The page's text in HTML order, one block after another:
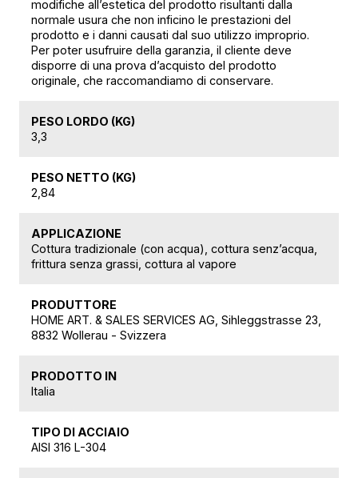
modifiche all’estetica del prodotto risultanti dalla
normale usura che non inficino le prestazioni del
prodotto e i danni causati dal suo utilizzo improprio.
Per poter usufruire della garanzia, il cliente deve
disporre di una prova d’acquisto del prodotto
originale, che raccomandiamo di conservare.
PESO LORDO (KG)
3,3
PESO NETTO (KG)
2,84
APPLICAZIONE
Cottura tradizionale (con acqua), cottura senz’acqua,
frittura senza grassi, cottura al vapore
PRODUTTORE
HOME ART. & SALES SERVICES AG, Sihleggstrasse 23,
8832 Wollerau - Svizzera
PRODOTTO IN
Italia
TIPO DI ACCIAIO
AISI 316 L-304